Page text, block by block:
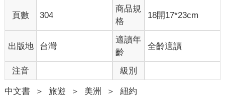
向，至Kent Ave.後右轉.，即可看到市集入口在左手邊。
2.當堡跳蚤市集Dumbo Flea Market
原本在威廉斯堡的布魯克林市集，因為場地關係，近年遷移至當
堡的曼哈頓大橋下，並改名為當堡跳蚤市集。新場地雖沒有舊場
地大，攤位也略減少，但攤商散布在曼哈頓橋下，逛起來別有一
番風情。當堡跳蚤市集的攤商約有70個，包含買物與美食攤位，
這裡的攤位特色更顯年輕，商品也更具創意與巧思，可以發現許
頁數 304
商品規
格
18開17*23cm
出版地 台灣
適讀年
齡
全齡適讀
注音 級別
中文書 ＞ 旅遊 ＞ 美洲 ＞ 紐約